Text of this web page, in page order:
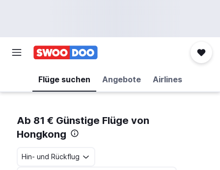
Flüge suchen Angebote Airlines
Ab 81 € Günstige Flüge von
Hongkong
Hin- und Rückflug